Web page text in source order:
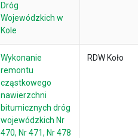
Dróg
Wojewódzkich w
Kole
Wykonanie
remontu
cząstkowego
nawierzchni
bitumicznych dróg
wojewódzkich Nr
470, Nr 471, Nr 478
RDW Koło